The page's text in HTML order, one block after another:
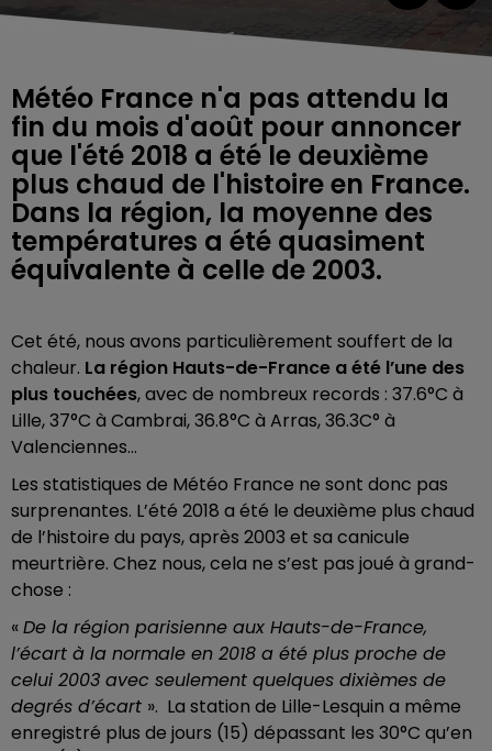
Météo France n'a pas attendu la
fin du mois d'août pour annoncer
que l'été 2018 a été le deuxième
plus chaud de l'histoire en France.
Dans la région, la moyenne des
températures a été quasiment
équivalente à celle de 2003.
Cet été, nous avons particulièrement souffert de la
chaleur. La région Hauts-de-France a été l’une des
plus touchées, avec de nombreux records : 37.6°C à
Lille, 37°C à Cambrai, 36.8°C à Arras, 36.3C° à
Valenciennes…
Les statistiques de Météo France ne sont donc pas
surprenantes. L’été 2018 a été le deuxième plus chaud
de l’histoire du pays, après 2003 et sa canicule
meurtrière. Chez nous, cela ne s’est pas joué à grand-
chose :
«De la région parisienne aux Hauts-de-France,
l’écart à la normale en 2018 a été plus proche de
celui 2003 avec seulement quelques dixièmes de
degrés d’écart ». La station de Lille-Lesquin a même
enregistré plus de jours (15) dépassant les 30°C qu’en